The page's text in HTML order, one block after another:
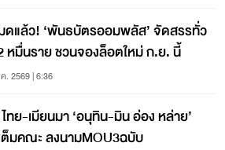
ดแล้ว! ‘พันธบัตรออมพลัส’ จัดสรรทั่ว
หมื่นราย ชวนจองล็อตใหม่ ก.ย. นี้
. 2569 | 6:36
ทย-เมียนมา ‘อนุทิน-มิน อ่อง หล่าย’
ต็มคณะ ลงนามMOU3ฉบับ